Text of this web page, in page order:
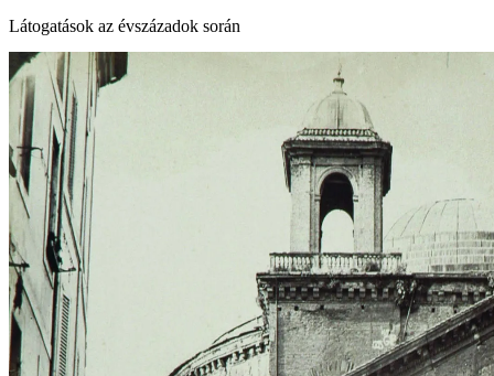
Látogatások az évszázadok során